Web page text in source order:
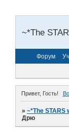
~*The
Форум
Привет, Гость!
»~*The STARS
Дрю